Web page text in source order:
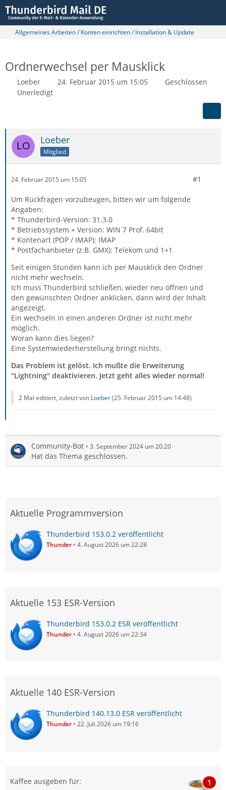
Allgemeines Arbeiten / Konten einrichten / Installation & Update
Ordnerwechsel per Mausklick
Loeber 24. Februar 2015 um 15:05
Geschlossen
Unerledigt
Loeber
Mitglied
24. Februar 2015 um 15:05 #1
Um Rückfragen vorzubeugen, bitten wir um folgende
Angaben:
* Thunderbird-Version: 31.3.0
* Betriebssystem + Version: WIN 7 Prof. 64bit
* Kontenart (POP / IMAP): IMAP
* Postfachanbieter (z.B. GMX): Telekom und 1+1
Seit einigen Stunden kann ich per Mausklick den Ordner
nicht mehr wechseln.
Ich muss Thunderbird schließen, wieder neu öffnen und
den gewünschten Ordner anklicken, dann wird der Inhalt
angezeigt.
Ein wechseln in einen anderen Ordner ist nicht mehr
möglich.
Woran kann dies liegen?
Eine Systemwiederherstellung bringt nichts.
Das Problem ist gelöst. Ich mußte die Erweiterung
"Lightning" deaktivieren. Jetzt geht alles wieder normal!
2 Mal editiert, zuletzt von Loeber(25. Februar 2015 um 14:48)
Community-Bot 3. September 2024 um 20:20
Hat das Thema geschlossen.
Aktuelle Programmversion
Thunderbird 153.0.2 veröffentlicht
Thunder 4. August 2026 um 22:28
Aktuelle 153 ESR-Version
Thunderbird 153.0.2 ESR veröffentlicht
Thunder 4. August 2026 um 22:34
Aktuelle 140 ESR-Version
Thunderbird 140.13.0 ESR veröffentlicht
Thunder 22. Juli 2026 um 19:16
Kaffee ausgeben für: 1